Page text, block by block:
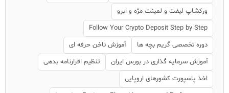
ورکشاپ لیفت و لمینت مژه و ابرو
Follow Your Crypto Deposit Step by Step
دوره تخصصی گریم بچه ها
آموزش ناخن حرفه ای
آموزش سرمایه گذاری در بورس ایران
تنظیم اقرارنامه بدهی
اخذ پاسپورت کشورهای اروپایی